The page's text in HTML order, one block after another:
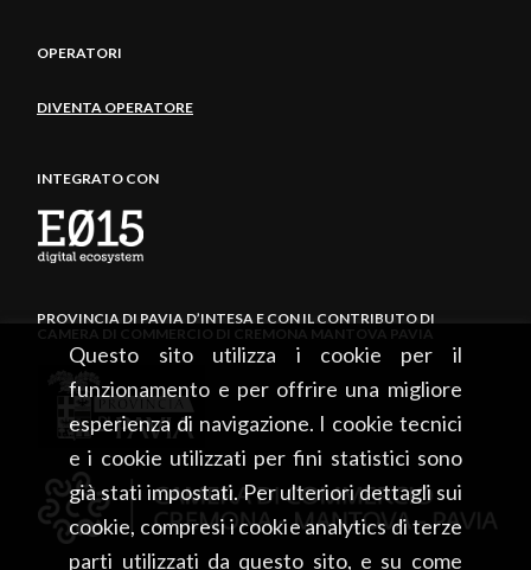
Questo sito utilizza i cookie per il
funzionamento e per offrire una migliore
esperienza di navigazione. I cookie tecnici
e i cookie utilizzati per fini statistici sono
già stati impostati. Per ulteriori dettagli sui
cookie, compresi i cookie analytics di terze
parti utilizzati da questo sito, e su come
OPERATORI
DIVENTA OPERATORE
INTEGRATO CON
PROVINCIA DI PAVIA D’INTESA E CON IL CONTRIBUTO DI
CAMERA DI COMMERCIO DI CREMONA MANTOVA PAVIA